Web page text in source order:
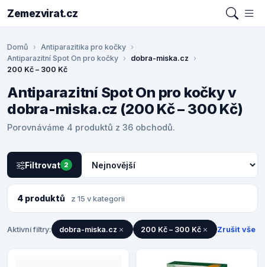
Zemezvirat.cz
Domů
Antiparazitika pro kočky
Antiparazitní Spot On pro kočky
dobra-miska.cz
200 Kč – 300 Kč
Antiparazitní Spot On pro kočky v
dobra-miska.cz (200 Kč – 300 Kč)
Porovnáváme 4 produktů z 36 obchodů.
Filtrovat 2
4 produktů z 15 v kategorii
Aktivní filtry: dobra-miska.cz 200 Kč – 300 Kč Zrušit vše